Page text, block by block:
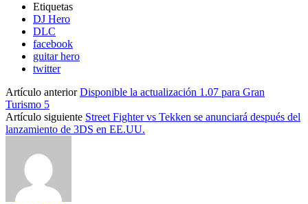
Etiquetas
DJ Hero
DLC
facebook
guitar hero
twitter
Artículo anterior Disponible la actualización 1.07 para Gran
Turismo 5
Artículo siguiente Street Fighter vs Tekken se anunciará después del
lanzamiento de 3DS en EE.UU.